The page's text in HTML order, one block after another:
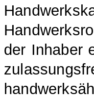
der Inhaber